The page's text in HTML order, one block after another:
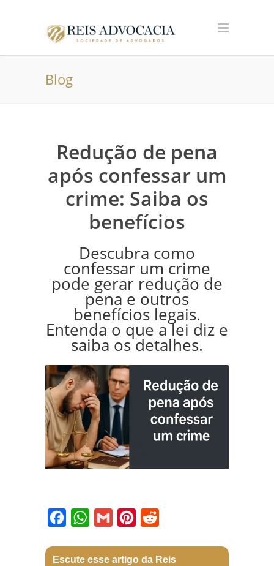
Blog
Redução de pena
após confessar um
crime: Saiba os
benefícios
Descubra como
confessar um crime
pode gerar redução de
pena e outros
benefícios legais.
Entenda o que a lei diz e
saiba os detalhes.
Escute esse artigo da Reis